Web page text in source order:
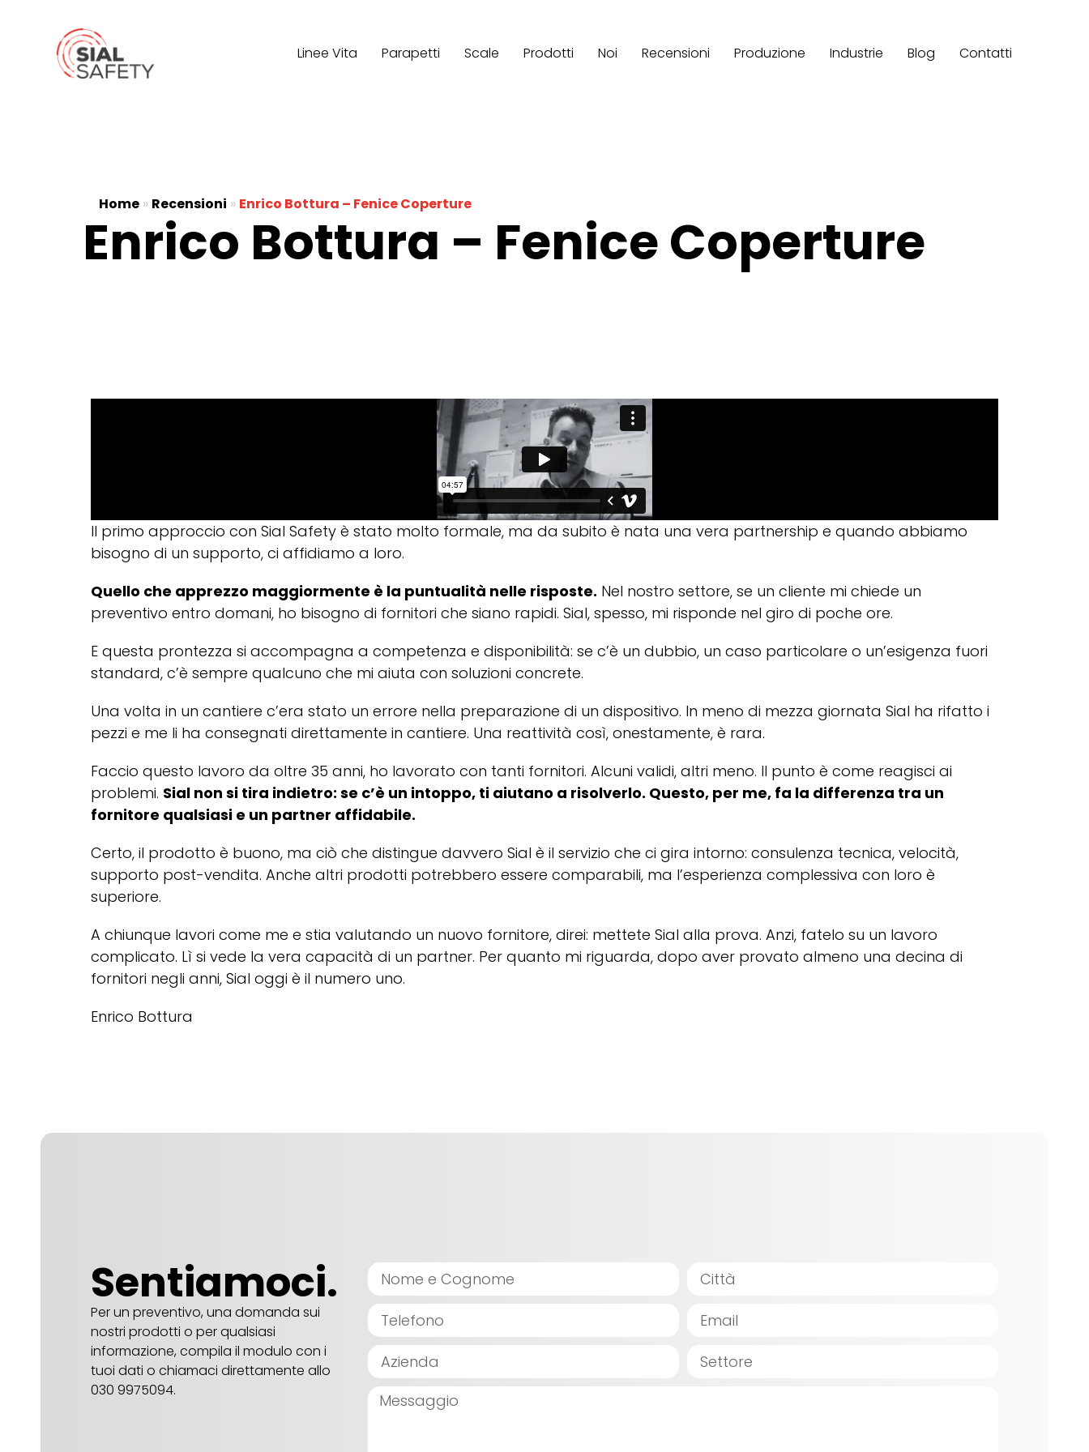
Linee Vita Parapetti Scale Prodotti Noi Recensioni Produzione Industrie Blog Contatti
Home » Recensioni » Enrico Bottura – Fenice Coperture
Enrico Bottura – Fenice Coperture
Il primo approccio con Sial Safety è stato molto formale, ma da subito è nata una vera partnership e quando abbiamo
bisogno di un supporto, ci affidiamo a loro.
Quello che apprezzo maggiormente è la puntualità nelle risposte. Nel nostro settore, se un cliente mi chiede un
preventivo entro domani, ho bisogno di fornitori che siano rapidi. Sial, spesso, mi risponde nel giro di poche ore.
E questa prontezza si accompagna a competenza e disponibilità: se c’è un dubbio, un caso particolare o un’esigenza fuori
standard, c’è sempre qualcuno che mi aiuta con soluzioni concrete.
Una volta in un cantiere c’era stato un errore nella preparazione di un dispositivo. In meno di mezza giornata Sial ha rifatto i
pezzi e me li ha consegnati direttamente in cantiere. Una reattività così, onestamente, è rara.
Faccio questo lavoro da oltre 35 anni, ho lavorato con tanti fornitori. Alcuni validi, altri meno. Il punto è come reagisci ai
problemi. Sial non si tira indietro: se c’è un intoppo, ti aiutano a risolverlo. Questo, per me, fa la differenza tra un
fornitore qualsiasi e un partner affidabile.
Certo, il prodotto è buono, ma ciò che distingue davvero Sial è il servizio che ci gira intorno: consulenza tecnica, velocità,
supporto post-vendita. Anche altri prodotti potrebbero essere comparabili, ma l’esperienza complessiva con loro è
superiore.
A chiunque lavori come me e stia valutando un nuovo fornitore, direi: mettete Sial alla prova. Anzi, fatelo su un lavoro
complicato. Lì si vede la vera capacità di un partner. Per quanto mi riguarda, dopo aver provato almeno una decina di
fornitori negli anni, Sial oggi è il numero uno.
Enrico Bottura
Sentiamoci.
Per un preventivo, una domanda sui
nostri prodotti o per qualsiasi
informazione, compila il modulo con i
tuoi dati o chiamaci direttamente allo
030 9975094.